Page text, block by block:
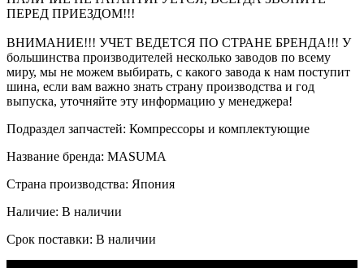
ПЕРЕД ПРИЕЗДОМ!!!
ВНИМАНИЕ!!! УЧЕТ ВЕДЕТСЯ ПО СТРАНЕ БРЕНДА!!! У
большинства производителей несколько заводов по всему
миру, мы не можем выбирать, с какого завода к нам поступит
шина, если вам важно знать страну производства и год
выпуска, уточняйте эту информацию у менеджера!
Подраздел запчастей: Компрессоры и комплектующие
Название бренда: MASUMA
Страна производства: Япония
Наличие: В наличии
Срок поставки: В наличии